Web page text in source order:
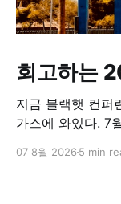
회고하는
지금 블랙햇 컨퍼
가스에 와있다. 7
금 여유가 있어
07 8월 2026 5 min